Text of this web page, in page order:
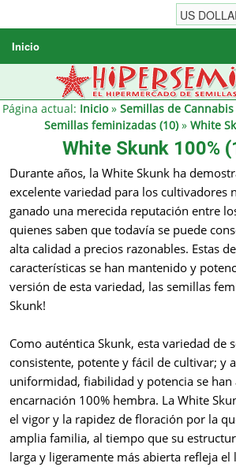
Inicio
Semillas de cannabis
Otros productos
Revendedores
Página actual: Inicio» Semillas de Cannabis
Semillas feminizadas (10)» White
White Skunk 100%
Durante años, la White Skunk ha
excelente variedad para los cultivadores
ganado una merecida reputación entre
quienes saben que todavía se puede
alta calidad a precios razonables. Estas
características se han mantenido y
versión de esta variedad, las semillas
Skunk!
Como auténtica Skunk, esta variedad de
consistente, potente y fácil de cultivar; y
uniformidad, fiabilidad y potencia se han
encarnación 100% hembra. La White
el vigor y la rapidez de floración por la
amplia familia, al tiempo que su
larga y ligeramente más abierta refleja el